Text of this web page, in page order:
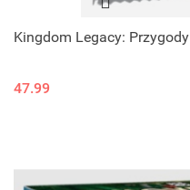
Kingdom Legacy: Przygody
47.99